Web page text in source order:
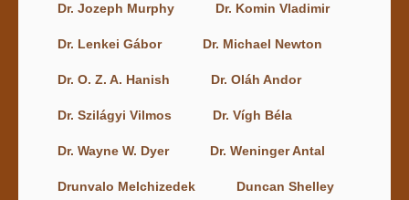
Dr. Jozeph Murphy Dr. Komin Vladimir
Dr. Lenkei Gábor Dr. Michael Newton
Dr. O. Z. A. Hanish Dr. Oláh Andor
Dr. Szilágyi Vilmos Dr. Vígh Béla
Dr. Wayne W. Dyer Dr. Weninger Antal
Drunvalo Melchizedek Duncan Shelley